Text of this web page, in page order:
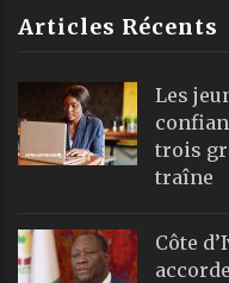
Articles Récents
Les
trois
traîne
Côte